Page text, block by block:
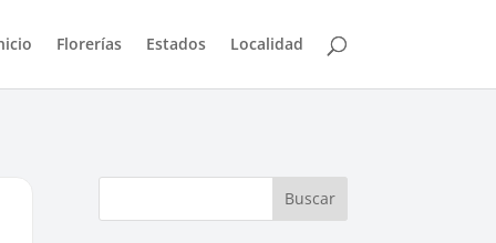
Florerías Estados Localidad
Buscar